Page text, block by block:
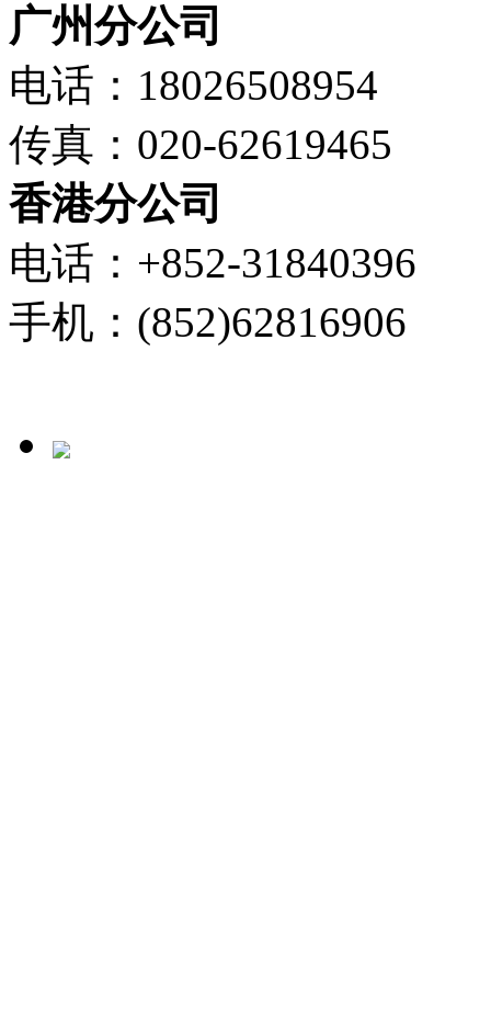
广州分公司
电话：18026508954
传真：020-62619465
香港分公司
电话：+852-31840396
手机：(852)62816906